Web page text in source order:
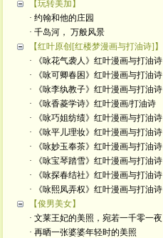
【玩转美加】
· 约翰和他的庄园
· 千岛河， 万般风景
【红叶原创[红楼梦漫画与打油诗]】
· 《咏花气袭人》红叶漫画与打油诗
· 《咏可卿春困》红叶漫画与打油诗
· 《咏李纨教子》红叶漫画与打油诗
· 《咏香菱学诗》红叶漫画/打油诗
· 《咏巧姐纺绩》红叶漫画与打油诗
· 《咏平儿理妆》红叶漫画与打油诗
· 《咏妙玉奉茶》红叶漫画与打油诗
· 《咏宝琴踏雪》红叶漫画与打油诗
· 《咏探春结社》红叶漫画与打油诗
· 《咏熙凤弄权》红叶漫画与打油诗
【俊男美女】
· 文莱王妃的美照，宛若一千零一夜
· 再晒一张婆婆年轻时的美照